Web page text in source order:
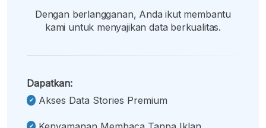
Dengan berlangganan, Anda ikut membantu
kami untuk menyajikan data berkualitas.
Dapatkan:
Akses Data Stories Premium